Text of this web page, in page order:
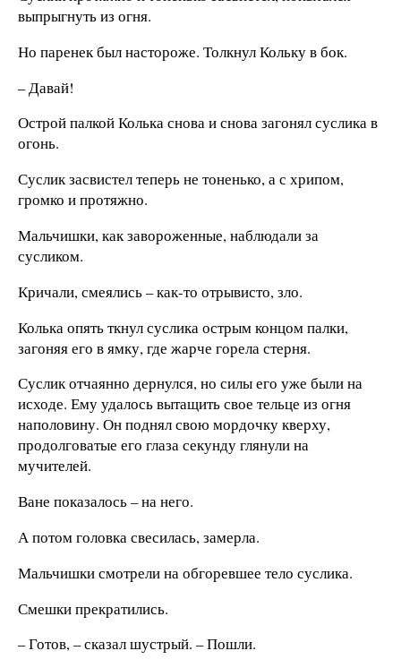
выпрыгнуть из огня.
Но паренек был настороже. Толкнул Кольку в бок.
– Давай!
Острой палкой Колька снова и снова загонял суслика в
огонь.
Суслик засвистел теперь не тоненько, а с хрипом,
громко и протяжно.
Мальчишки, как завороженные, наблюдали за
сусликом.
Кричали, смеялись – как-то отрывисто, зло.
Колька опять ткнул суслика острым концом палки,
загоняя его в ямку, где жарче горела стерня.
Суслик отчаянно дернулся, но силы его уже были на
исходе. Ему удалось вытащить свое тельце из огня
наполовину. Он поднял свою мордочку кверху,
продолговатые его глаза секунду глянули на
мучителей.
Ване показалось – на него.
А потом головка свесилась, замерла.
Мальчишки смотрели на обгоревшее тело суслика.
Смешки прекратились.
– Готов, – сказал шустрый. – Пошли.